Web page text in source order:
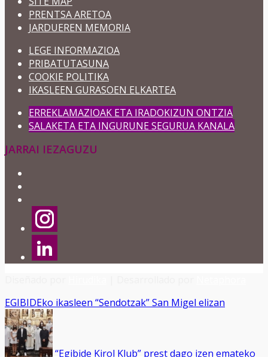
PRENTSA ARETOA
JARDUEREN MEMORIA
LEGE INFORMAZIOA
PRIBATUTASUNA
COOKIE POLITIKA
IKASLEEN GURASOEN ELKARTEA
ERREKLAMAZIOAK ETA IRADOKIZUN ONTZIA
SALAKETA ETA INGURUNE SEGURUA KANALA
JARRAI IEZAGUZU
EGIBIDEko ikasleen “Sendotzak” San Migel elizan
“Egibide Kirol Klub” prest dago izen emateko